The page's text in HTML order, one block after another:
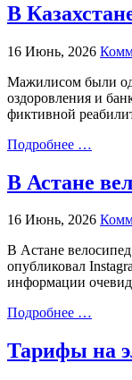
В
16 Июнь, 2026
Мажилисом были
оздоровления и
фиктивной
Подробнее …
В Астане
16 Июнь, 2026
В Астане
опубликовал
информации
Подробнее …
Тарифы на